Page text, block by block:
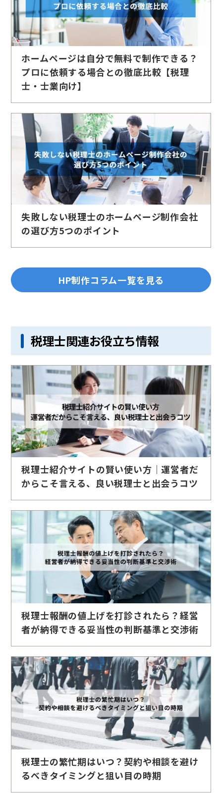
ホームページは自分で無料で制作できる？
プロに依頼する場合との徹底比較【税理
士・士業向け】
失敗しない税理士のホームページ制作会社
の選び方5つのポイント
HP制作コラム一覧を見る
税理士関連お役立ち情報
税理士紹介サイトの賢い使い方｜運営者だ
からこそ言える、良い税理士と出会うコツ
税理士報酬の値上げを打診されたら？経営
者が納得できる妥当性の判断基準と交渉術
税理士の繁忙期はいつ？契約や相談を避け
るべきタイミングと狙い目の時期